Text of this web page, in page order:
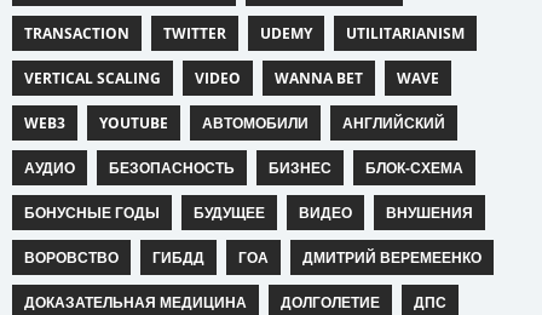
TRANSACTION TWITTER UDEMY UTILITARIANISM
VERTICAL SCALING VIDEO WANNA BET WAVE
WEB3 YOUTUBE АВТОМОБИЛИ АНГЛИЙСКИЙ
АУДИО БЕЗОПАСНОСТЬ БИЗНЕС БЛОК-СХЕМА
БОНУСНЫЕ ГОДЫ БУДУЩЕЕ ВИДЕО ВНУШЕНИЯ
ВОРОВСТВО ГИБДД ГОА ДМИТРИЙ ВЕРЕМЕЕНКО
ДОКАЗАТЕЛЬНАЯ МЕДИЦИНА ДОЛГОЛЕТИЕ ДПС